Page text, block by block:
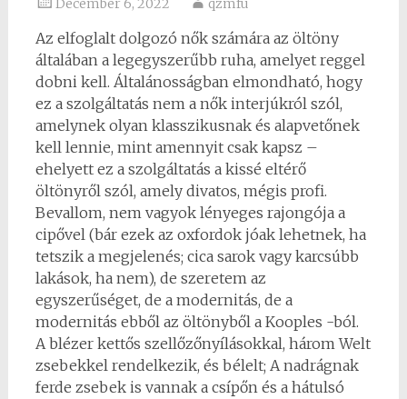
December 6, 2022 qzmfu
Az elfoglalt dolgozó nők számára az öltöny
általában a legegyszerűbb ruha, amelyet reggel
dobni kell. Általánosságban elmondható, hogy
ez a szolgáltatás nem a nők interjúkról szól,
amelynek olyan klasszikusnak és alapvetőnek
kell lennie, mint amennyit csak kapsz –
ehelyett ez a szolgáltatás a kissé eltérő
öltönyről szól, amely divatos, mégis profi.
Bevallom, nem vagyok lényeges rajongója a
cipővel (bár ezek az oxfordok jóak lehetnek, ha
tetszik a megjelenés; cica sarok vagy karcsúbb
lakások, ha nem), de szeretem az
egyszerűséget, de a modernitás, de a
modernitás ebből az öltönyből a Kooples -ból.
A blézer kettős szellőzőnyílásokkal, három Welt
zsebekkel rendelkezik, és bélelt; A nadrágnak
ferde zsebek is vannak a csípőn és a hátulsó